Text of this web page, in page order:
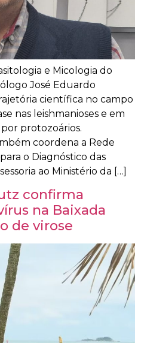
e Micologia do
José Eduardo
científica no campo
nas leishmanioses e em
protozoários.
coordena a Rede
o Diagnóstico das
ao Ministério da […]
confirma
na Baixada
de virose